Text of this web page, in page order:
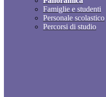
Famiglie e studenti
Personale scolastico
Percorsi di studio